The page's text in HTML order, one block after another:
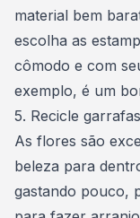
material bem
escolha as
cômodo e com
exemplo, é um
5. Recicle
As flores são
beleza para
gastando pouco,